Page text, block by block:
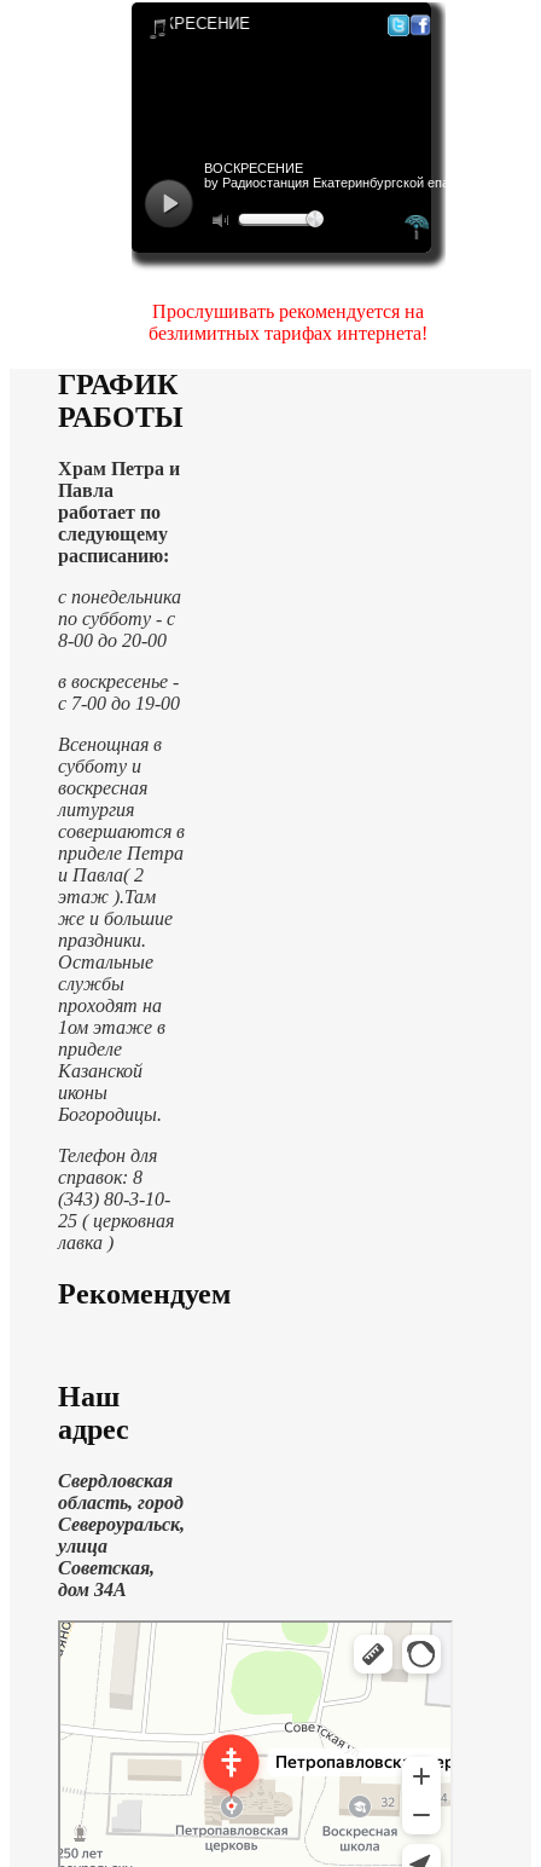
Прослушивать рекомендуется на
безлимитных тарифах интернета!
ГРАФИК
РАБОТЫ
Храм Петра и
Павла
работает по
следующему
расписанию:
с понедельника
по субботу - с
8-00 до 20-00
в воскресенье -
с 7-00 до 19-00
Всенощная в
субботу и
воскресная
литургия
совершаются в
приделе Петра
и Павла( 2
этаж ).Там
же и большие
праздники.
Остальные
службы
проходят на
1ом этаже в
приделе
Казанской
иконы
Богородицы.
Телефон для
справок: 8
(343) 80-3-10-
25 ( церковная
лавка )
Рекомендуем
Наш
адрес
Свердловская
область, город
Североуральск,
улица
Советская,
дом 34А